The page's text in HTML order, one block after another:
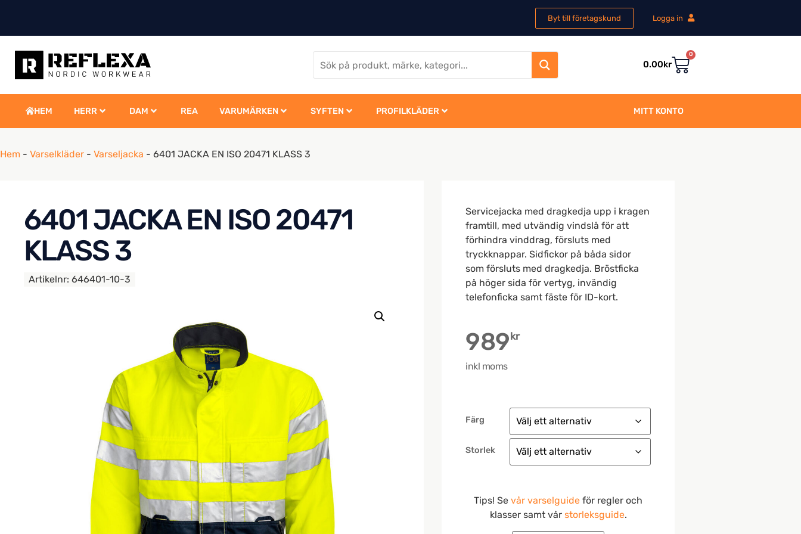
Byt till företagskund Logga in
0.00kr
0
HEM HERR DAM REA VARUMÄRKEN SYFTEN PROFILKLÄDER MITT KONTO
Hem - Varselkläder - Varseljacka - 6401 JACKA EN ISO 20471 KLASS 3
6401 JACKA EN ISO 20471
KLASS 3
Artikelnr: 646401-10-3
Servicejacka med dragkedja upp i kragen
framtill, med utvändig vindslå för att
förhindra vinddrag, försluts med
tryckknappar. Sidfickor på båda sidor
som försluts med dragkedja. Bröstficka
på höger sida för vertyg, invändig
telefonficka samt fäste för ID-kort.
989kr
inkl moms
Färg
Storlek
Tips! Sevår varselguide för regler och
klasser samt vår storleksguide.